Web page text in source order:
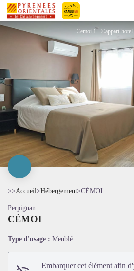
Pyrénées-Orientales
CÉMOI
Cemoi 1 - ©appart-
>>Accueil>Hébergement>CÉMOI
Perpignan
CÉMOI
Type d'usage : Meublé
Embarquer cet élément afin